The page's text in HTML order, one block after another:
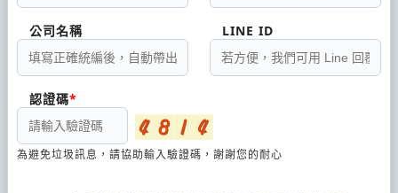
公司名稱 LINE ID
認證碼
為避免垃圾訊息，請協助輸入驗證碼，謝謝您的耐心